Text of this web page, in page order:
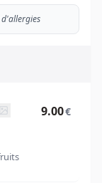
9.00€